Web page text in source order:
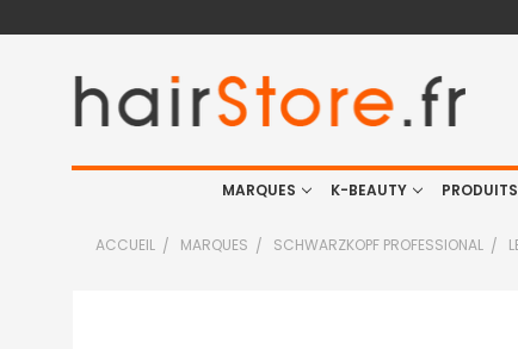
MARQUES K-BEAUTY
ACCUEIL MARQUES SCHWARZKOPF PROFESSIONAL